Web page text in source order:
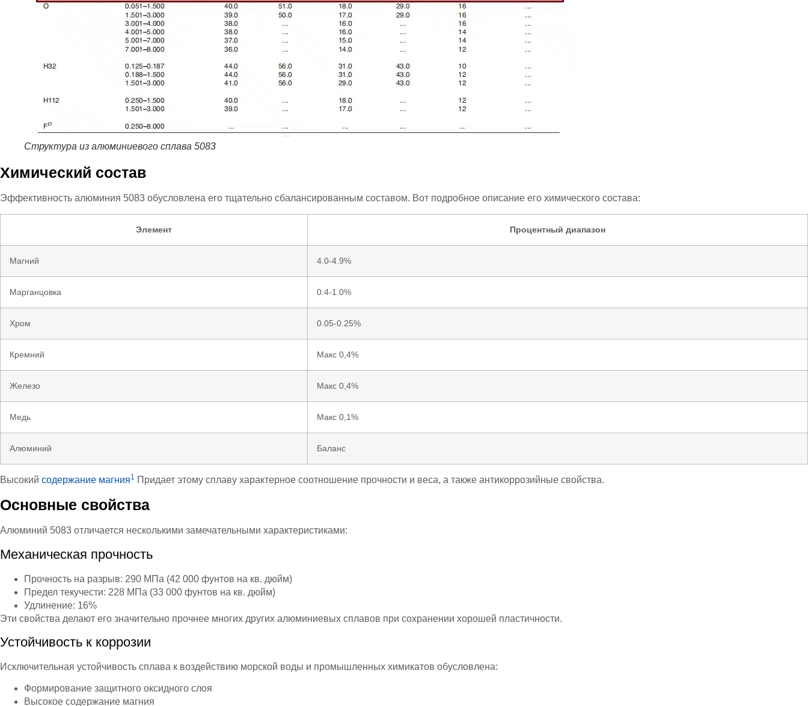
Структура из алюминиевого сплава 5083
Химический состав
Эффективность алюминия 5083 обусловлена его тщательно сбалансированным составом. Вот подробное описание его химического состава:
Элемент Процентный диапазон
Магний 4.0-4.9%
Марганцовка 0.4-1.0%
Хром 0.05-0.25%
Кремний Макс 0,4%
Железо Макс 0,4%
Медь Макс 0,1%
Алюминий Баланс
Высокий содержание магния1 Придает этому сплаву характерное соотношение прочности и веса, а также антикоррозийные свойства.
Основные свойства
Алюминий 5083 отличается несколькими замечательными характеристиками:
Механическая прочность
Прочность на разрыв: 290 МПа (42 000 фунтов на кв. дюйм)
Предел текучести: 228 МПа (33 000 фунтов на кв. дюйм)
Удлинение: 16%
Эти свойства делают его значительно прочнее многих других алюминиевых сплавов при сохранении хорошей пластичности.
Устойчивость к коррозии
Исключительная устойчивость сплава к воздействию морской воды и промышленных химикатов обусловлена:
Формирование защитного оксидного слоя
Высокое содержание магния